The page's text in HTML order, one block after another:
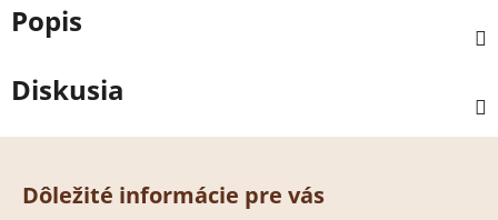
Popis
Diskusia
Z
Dôležité informácie pre vás